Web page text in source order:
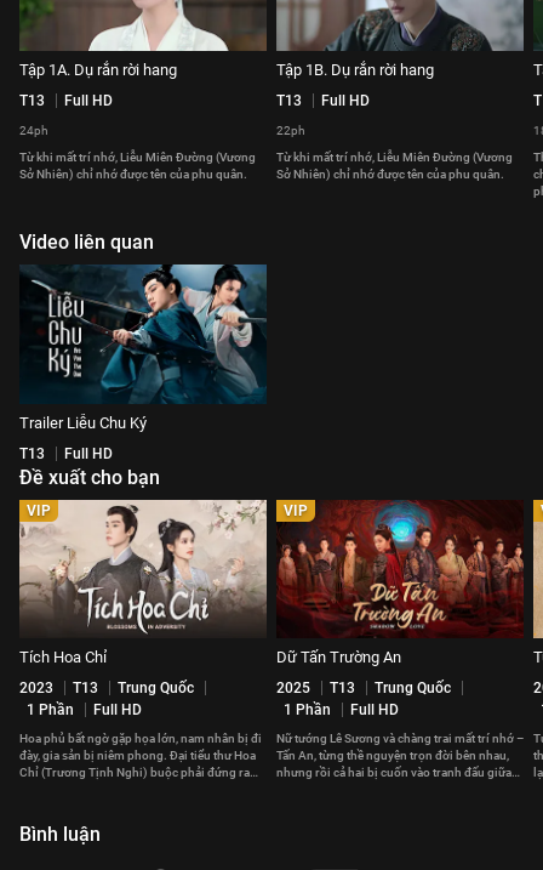
Tập 1A. Dụ rắn rời hang
T13 Full HD
24ph
Từ khi mất trí nhớ, Liễu Miên Đường (Vương
Sở Nhiên) chỉ nhớ được tên của phu quân.
Tập 1B. Dụ rắn rời hang
T13 Full HD
22ph
Từ khi mất trí nhớ, Liễu Miên Đường (Vương
Sở Nhiên) chỉ nhớ được tên của phu quân.
Video liên quan
Trailer Liễu Chu Ký
T13 Full HD
Đề xuất cho bạn
VIP
Tích Hoa Chỉ
2023 T13
Trung Quốc
1 Phần
Full HD
Hoa phủ bất ngờ gặp họa lớn, nam nhân bị đi
đày, gia sản bị niêm phong. Đại tiểu thư Hoa
Chỉ (Trương Tịnh Nghi) buộc phải đứng ra
VIP
Dữ Tấn Trường An
2025 T13
Trung Quốc
1 Phần
Full HD
Nữ tướng Lê Sương và chàng trai mất trí nhớ –
Tấn An, từng thề nguyện trọn đời bên nhau,
nhưng rồi cả hai bị cuốn vào tranh đấu giữa
Bình luận